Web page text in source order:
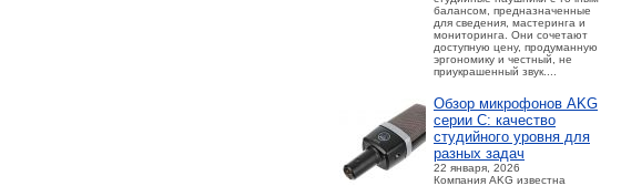
балансом, предназначенные
для сведения, мастеринга и
мониторинга. Они сочетают
доступную цену, продуманную
эргономику и честный, не
приукрашенный звук....
Обзор микрофонов AKG
серии C: качество
студийного уровня для
разных задач
22 января, 2026
Компания AKG известна